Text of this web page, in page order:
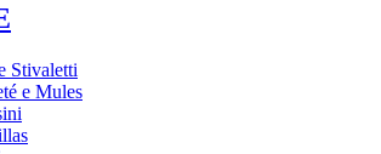
Stivaletti
e Mules